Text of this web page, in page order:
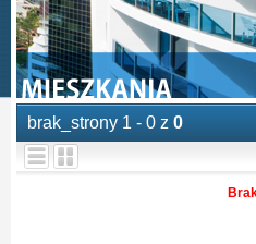
brak_strony 1 - 0 z 0